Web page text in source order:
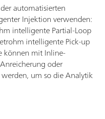
automatisierten
Injektion verwenden:
intelligente Partial-Loop
intelligente Pick-up
können mit Inline-
oder
um so die Analytik